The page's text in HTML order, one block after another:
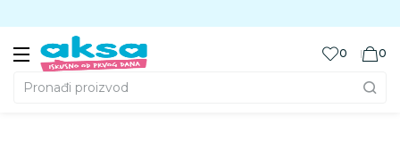
Pronađi proizvod
0 0